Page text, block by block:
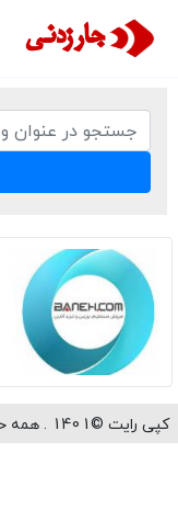
©1401 . همه حقوق این وب سایت برای